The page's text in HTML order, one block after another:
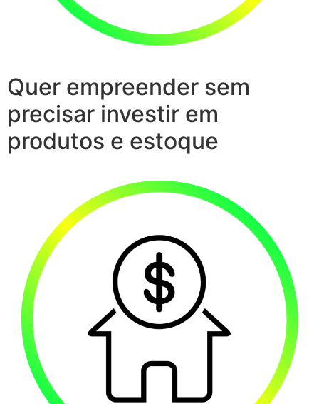
Quer empreender sem
precisar investir em
produtos e estoque